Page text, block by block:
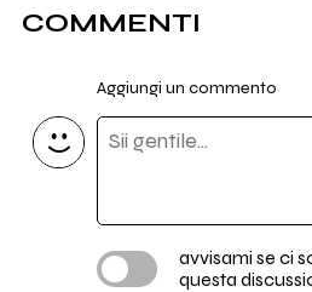
COMMENTI
Aggiungi un commento
avvisami se ci
questa